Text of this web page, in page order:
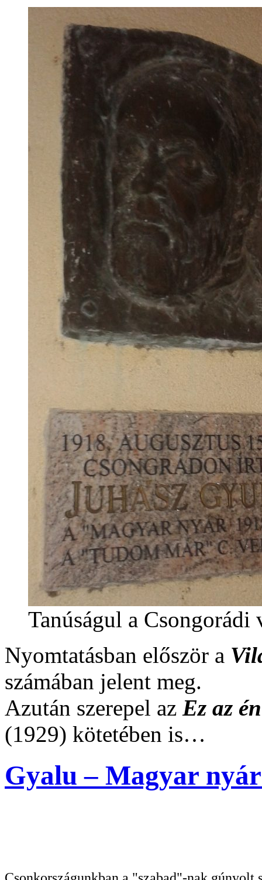
Tanúságul a Csongorádi
Nyomtatásban először a
számában jelent meg.
Azután szerepel az Ez az
(1929) kötetében is…
Gyalu – Magyar